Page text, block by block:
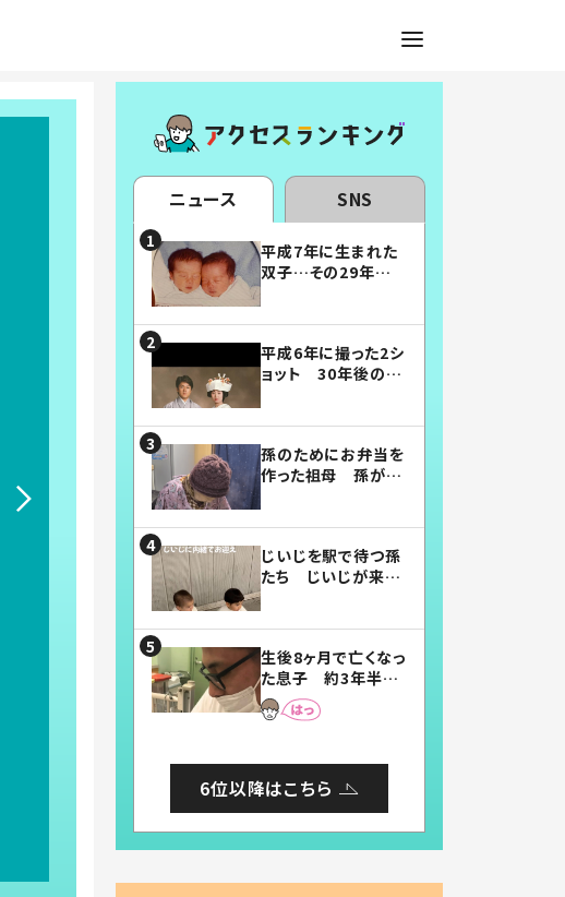
ニュース SNS
平成7年に生まれた
双子…その29年後
平成6年に撮った2シ
ョット 30年後の姿
孫のためにお弁当を
作った祖母 孫が絶
じいじを駅で待つ孫
たち じいじが来た
まらない」「幸せにな
れる」
生後8ヶ月で亡くなっ
た息子 約3年半
後、当時の妻の日記
に書いてあった本音
6位以降はこちら